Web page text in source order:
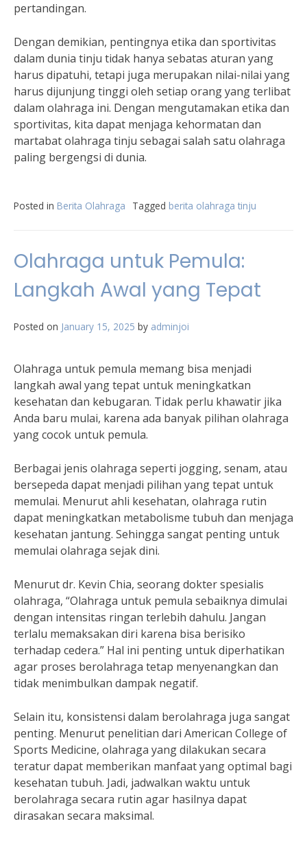
pertandingan.
Dengan demikian, pentingnya etika dan sportivitas
dalam dunia tinju tidak hanya sebatas aturan yang
harus dipatuhi, tetapi juga merupakan nilai-nilai yang
harus dijunjung tinggi oleh setiap orang yang terlibat
dalam olahraga ini. Dengan mengutamakan etika dan
sportivitas, kita dapat menjaga kehormatan dan
martabat olahraga tinju sebagai salah satu olahraga
paling bergengsi di dunia.
Posted in Berita Olahraga Tagged berita olahraga tinju
Olahraga untuk Pemula:
Langkah Awal yang Tepat
Posted on January 15, 2025 by adminjoi
Olahraga untuk pemula memang bisa menjadi
langkah awal yang tepat untuk meningkatkan
kesehatan dan kebugaran. Tidak perlu khawatir jika
Anda baru mulai, karena ada banyak pilihan olahraga
yang cocok untuk pemula.
Berbagai jenis olahraga seperti jogging, senam, atau
bersepeda dapat menjadi pilihan yang tepat untuk
memulai. Menurut ahli kesehatan, olahraga rutin
dapat meningkatkan metabolisme tubuh dan menjaga
kesehatan jantung. Sehingga sangat penting untuk
memulai olahraga sejak dini.
Menurut dr. Kevin Chia, seorang dokter spesialis
olahraga, “Olahraga untuk pemula sebaiknya dimulai
dengan intensitas ringan terlebih dahulu. Jangan
terlalu memaksakan diri karena bisa berisiko
terhadap cedera.” Hal ini penting untuk diperhatikan
agar proses berolahraga tetap menyenangkan dan
tidak menimbulkan dampak negatif.
Selain itu, konsistensi dalam berolahraga juga sangat
penting. Menurut penelitian dari American College of
Sports Medicine, olahraga yang dilakukan secara
teratur dapat memberikan manfaat yang optimal bagi
kesehatan tubuh. Jadi, jadwalkan waktu untuk
berolahraga secara rutin agar hasilnya dapat
dirasakan secara maksimal.